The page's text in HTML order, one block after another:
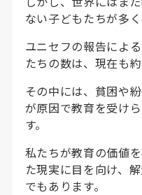
ない子どもたちが多く
ユニセフの報告によ
たちの数は、現在も
その中には、貧困や
が原因で教育を受け
す。
私たちが教育の価値
た現実に目を向け、
でもあります。